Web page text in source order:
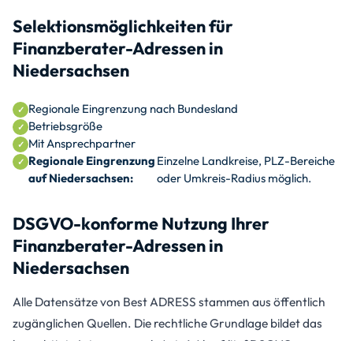
Selektionsmöglichkeiten für
Finanzberater-Adressen in
Niedersachsen
Regionale Eingrenzung nach Bundesland
Betriebsgröße
Mit Ansprechpartner
Regionale Eingrenzung
auf Niedersachsen:
Einzelne Landkreise, PLZ-Bereiche
oder Umkreis-Radius möglich.
DSGVO-konforme Nutzung Ihrer
Finanzberater-Adressen in
Niedersachsen
Alle Datensätze von Best ADRESS stammen aus öffentlich
zugänglichen Quellen. Die rechtliche Grundlage bildet das